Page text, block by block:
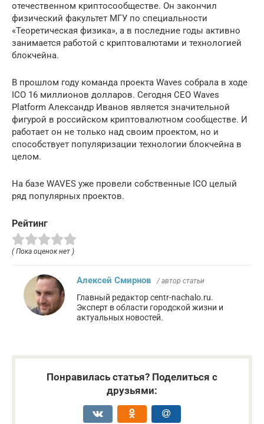
отечественном криптосообществе. Он закончил
физический факультет МГУ по специальности
«Теоретическая физика», а в последние годы активно
занимается работой с криптовалютами и технологией
блокчейна.
В прошлом году команда проекта Waves собрала в ходе
ICO 16 миллионов долларов. Сегодня CEO Waves
Platform Александр Иванов является значительной
фигурой в российском криптовалютном сообществе. И
работает он не только над своим проектом, но и
способствует популяризации технологии блокчейна в
целом.
На базе WAVES уже провели собственные ICO целый
ряд популярных проектов.
Рейтинг
( Пока оценок нет )
Алексей Смирнов / автор статьи
Главный редактор centr-nachalo.ru.
Эксперт в области городской жизни и
актуальных новостей.
Понравилась статья? Поделиться с
друзьями: